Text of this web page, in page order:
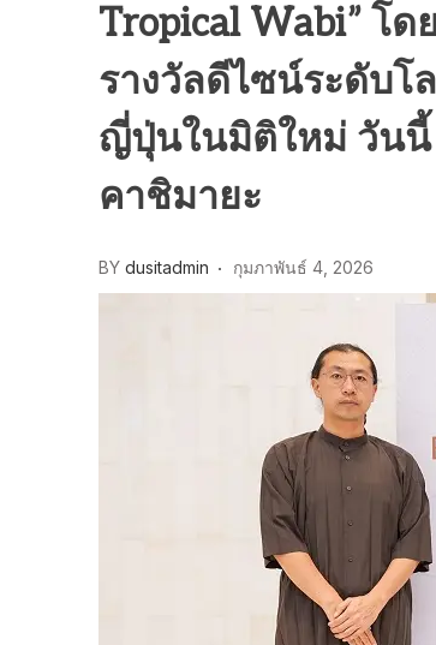
Tropical Wabi” โด
รางวัลดีไซน์ระดับโ
ญี่ปุ่นในมิติใหม่ วันนี้
คาชิมายะ
BY dusitadmin กุมภาพันธ์ 4, 2026